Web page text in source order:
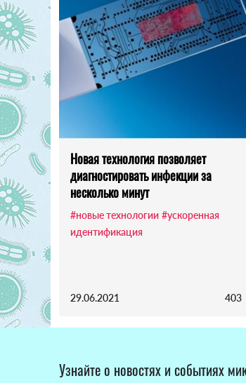
Новая технология позволяет
диагностировать инфекции за
несколько минут
#новые технологии #ускоренная
идентификация
29.06.2021 403
Узнайте о новостях и событиях